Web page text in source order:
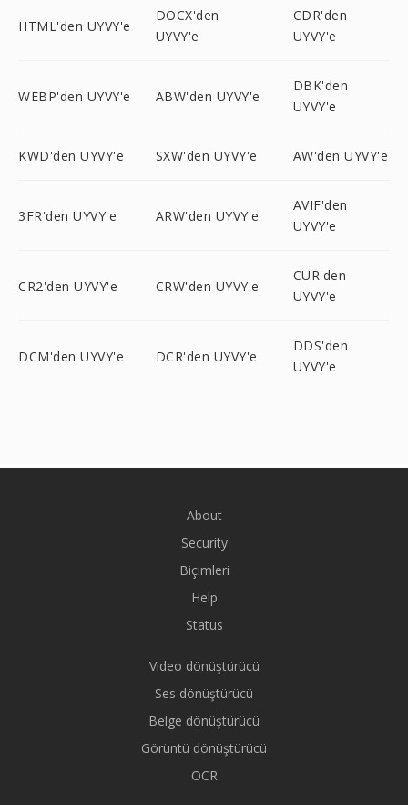
HTML'den UYVY'e
DOCX'den
UYVY'e
CDR'den
UYVY'e
WEBP'den UYVY'e ABW'den UYVY'e
DBK'den
UYVY'e
KWD'den UYVY'e SXW'den UYVY'e AW'den UYVY'e
3FR'den UYVY'e ARW'den UYVY'e
AVIF'den
UYVY'e
CR2'den UYVY'e CRW'den UYVY'e
CUR'den
UYVY'e
DCM'den UYVY'e DCR'den UYVY'e
DDS'den
UYVY'e
About
Security
Biçimleri
Help
Status
Video dönüştürücü
Ses dönüştürücü
Belge dönüştürücü
Görüntü dönüştürücü
OCR